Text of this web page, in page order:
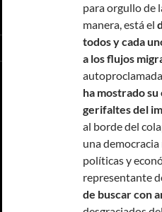
para orgullo de
manera, está el
todos y cada
a los flujos
ha mostrado
gerifaltes del
al borde del
una
políticas y
representante
de buscar con